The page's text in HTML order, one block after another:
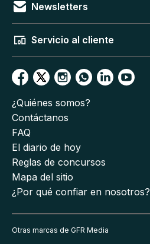
Newsletters
Servicio al cliente
¿Quiénes somos?
Contáctanos
FAQ
El diario de hoy
Reglas de concursos
Mapa del sitio
¿Por qué confiar en nosotros?
Otras marcas de GFR Media